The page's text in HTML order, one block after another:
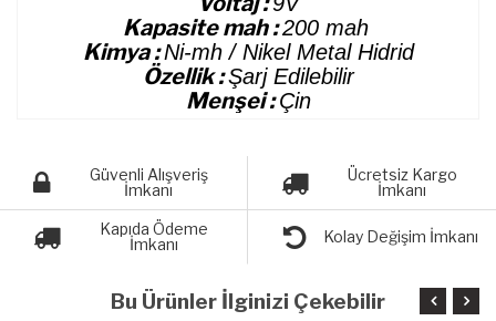
Kapasite mah :200 mah
Kimya :Ni-mh / Nikel Metal Hidrid
Özellik :Şarj Edilebilir
Menşei :Çin
Güvenli Alışveriş
İmkanı
Ücretsiz Kargo
İmkanı
Kapıda Ödeme
İmkanı
Kolay Değişim İmkanı
Bu Ürünler İlginizi Çekebilir